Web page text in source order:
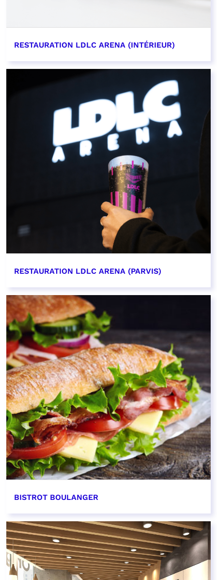
RESTAURATION LDLC ARENA (INTÉRIEUR)
RESTAURATION LDLC ARENA (PARVIS)
EN SAVOIR PLUS
BISTROT BOULANGER
EN SAVOIR PLUS